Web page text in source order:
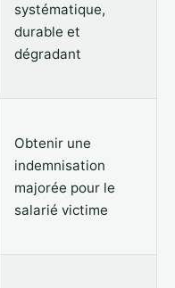
systématique,
durable et
dégradant
Obtenir une
indemnisation
majorée pour le
salarié victime